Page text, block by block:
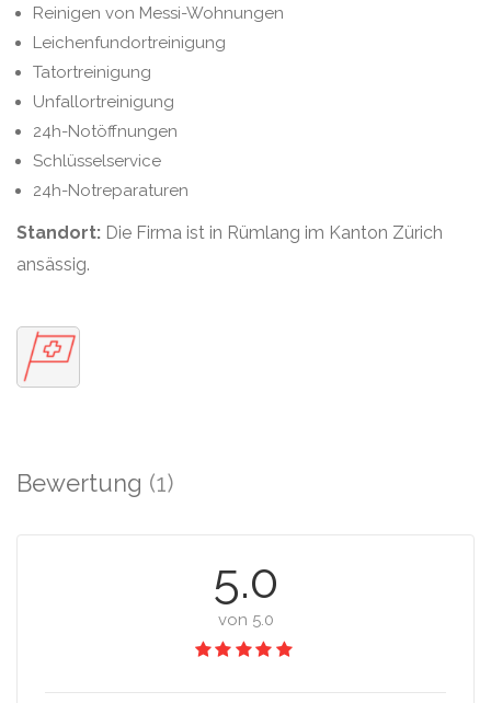
Reinigen von Messi-Wohnungen
Leichenfundortreinigung
Tatortreinigung
Unfallortreinigung
24h-Notöffnungen
Schlüsselservice
24h-Notreparaturen
Standort: Die Firma ist in Rümlang im Kanton Zürich
ansässig.
Bewertung (1)
5.0
von 5.0